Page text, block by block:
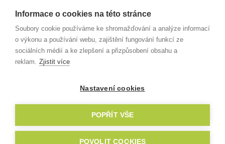
ROMEA v médiích
Dárci a partneři
Darujte
Informace o cookies na této stránce
Soubory cookie používáme ke shromažďování a analýze informací
o výkonu a používání webu, zajištění fungování funkcí ze
sociálních médií a ke zlepšení a přizpůsobení obsahu a
reklam. Zjistit více
Nastavení cookies
POPŘÍT VŠE
POVOLIT COOKIES